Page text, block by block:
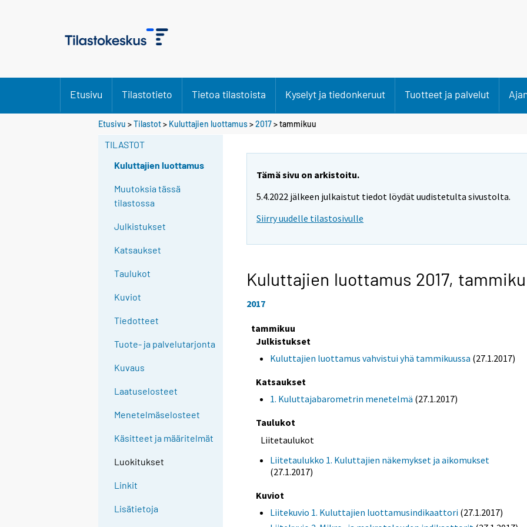
Etusivu Tilastotieto Tietoa tilastoista Kyselyt ja tiedonkeruut Tuotteet ja palvelut
Etusivu >Tilastot> Kuluttajien luottamus>2017>tammikuu
TILASTOT
Kuluttajien luottamus
Muutoksia tässä
tilastossa
Julkistukset
Katsaukset
Taulukot
Kuviot
Tiedotteet
Tuote- ja palvelutarjonta
Kuvaus
Laatuselosteet
Menetelmäselosteet
Käsitteet ja määritelmät
Luokitukset
Linkit
Lisätietoja
Tämä sivu on arkistoitu.
5.4.2022 jälkeen julkaistut tiedot löydät uudistetulta sivustolta.
Siirry uudelle tilastosivulle
Kuluttajien luottamus 2017,
2017
tammikuu
Julkistukset
Kuluttajien luottamus vahvistui yhä tammikuussa (27.1.2017)
Katsaukset
1. Kuluttajabarometrin menetelmä (27.1.2017)
Taulukot
Liitetaulukot
Liitetaulukko 1. Kuluttajien näkemykset ja aikomukset
(27.1.2017)
Kuviot
Liitekuvio 1. Kuluttajien luottamusindikaattori (27.1.2017)